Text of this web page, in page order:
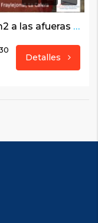
Linda casa campestre de 330m2 a las afueras de Bogotá. El Fraylejonal, La Calera
Detalles